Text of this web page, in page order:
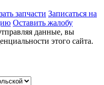
запчасти Записаться на
Оставить жалобу
данные, вы
этого сайта.